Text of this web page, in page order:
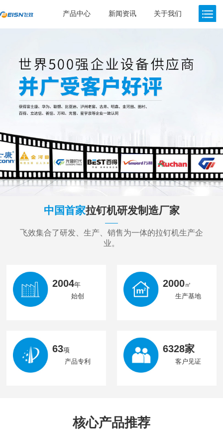
产品中心 新闻资讯 关于我们
中国首家拉钉机研发制造厂家
飞效集合了研发、生产、销售为一体的拉钉机生产企
业。
2004年
始创
2000㎡
生产基地
63项
产品专利
6328家
客户见证
核心产品推荐